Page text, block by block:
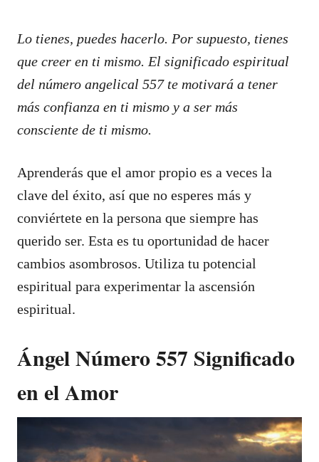
Lo tienes, puedes hacerlo. Por supuesto, tienes
que creer en ti mismo. El significado espiritual
del número angelical 557 te motivará a tener
más confianza en ti mismo y a ser más
consciente de ti mismo.
Aprenderás que el amor propio es a veces la
clave del éxito, así que no esperes más y
conviértete en la persona que siempre has
querido ser. Esta es tu oportunidad de hacer
cambios asombrosos. Utiliza tu potencial
espiritual para experimentar la ascensión
espiritual.
Ángel Número 557 Significado
en el Amor